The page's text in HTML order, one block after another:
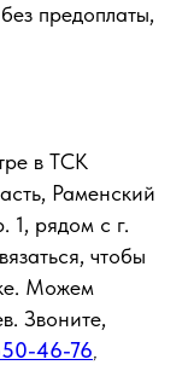
предоплаты,
в ТСК
Раменский
рядом с г.
чтобы
Можем
Звоните,
46-76,